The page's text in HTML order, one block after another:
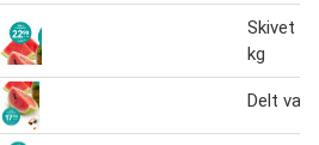
Skivet
kg
Delt